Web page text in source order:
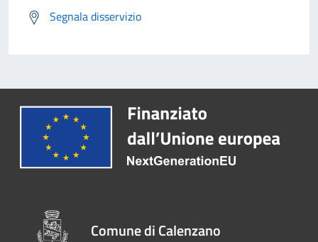
Segnala disservizio
Comune di Calenzano